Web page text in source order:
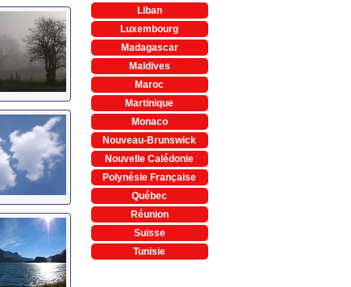
Liban
Luxembourg
Madagascar
Maldives
Maroc
Martinique
Monaco
Nouveau-Brunswick
Nouvelle Calédonie
Polynésie Française
Québec
Réunion
Suisse
Tunisie